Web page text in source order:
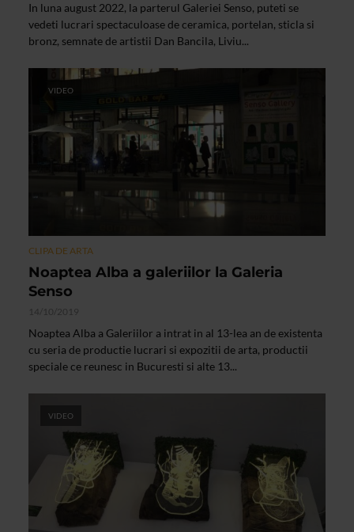
In luna august 2022, la parterul Galeriei Senso, puteti se
vedeti lucrari spectaculoase de ceramica, portelan, sticla si
bronz, semnate de artistii Dan Bancila, Liviu...
VIDEO
CLIPA DE ARTA
Noaptea Alba a galeriilor la Galeria
Senso
14/10/2019
Noaptea Alba a Galeriilor a intrat in al 13-lea an de existenta
cu seria de productie lucrari si expozitii de arta, productii
speciale ce reunesc in Bucuresti si alte 13...
VIDEO